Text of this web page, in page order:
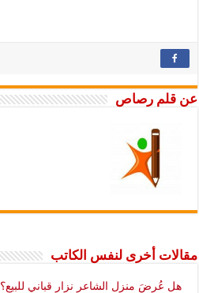
عن قلم رصاص
مقالات أخرى لنفس الكاتب
هل عُرضَ منزل الشاعر نزار قباني للبيع؟